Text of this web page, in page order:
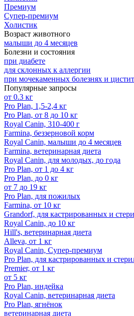
Премиум
Супер-премиум
Холистик
Возраст животного
малыши до 4 месяцев
Болезни и состояния
при диабете
для склонных к аллергии
при мочекаменных болезнях и
Популярные запросы
от 0.3 кг
Pro Plan, 1,5-2,4 кг
Pro Plan, от 8 до 10 кг
Royal Canin, 310-400 г
Farmina, беззерновой корм
Royal Canin, малыши до 4 месяцев
Farmina, ветеринарная диета
Royal Canin, для молодых, до года
Pro Plan, от 1 до 4 кг
Pro Plan, до 0 кг
от 7 до 19 кг
Pro Plan, для пожилых
Farmina, от 10 кг
Grandorf, для кастрированных и
Royal Canin, до 10 кг
Hill's, ветеринарная диета
Alleva, от 1 кг
Royal Canin, Супер-премиум
Pro Plan, для кастрированных и
Premier, от 1 кг
от 5 кг
Pro Plan, индейка
Royal Canin, ветеринарная диета
Pro Plan, ягнёнок
ветеринарная диета